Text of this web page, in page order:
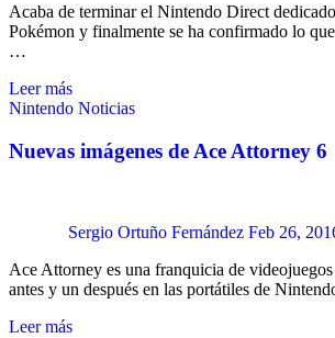
Acaba de terminar el Nintendo Direct
Pokémon y finalmente se ha confirmado lo
…
Leer más
Nintendo Noticias
Nuevas imágenes de Ace Attorney 6
Sergio Ortuño Fernández Feb 26,
Ace Attorney es una franquicia de
antes y un después en las portátiles de
Leer más